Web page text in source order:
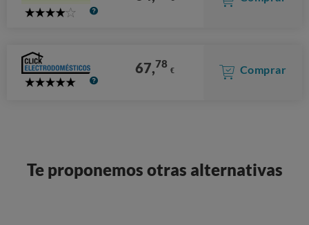
4
5
67,78 € Comprar
Te proponemos otras alternativas